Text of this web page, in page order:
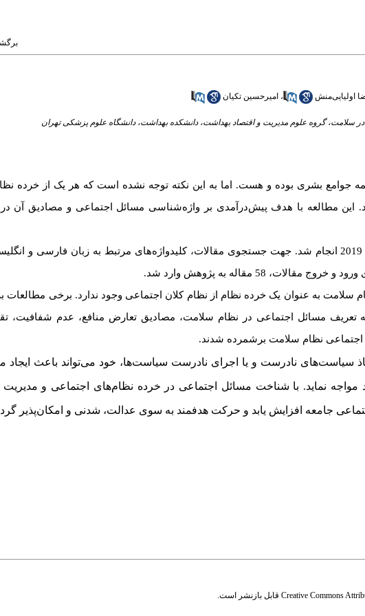
اولیایی‌منش ، امیرحسین تکیان
گروه علوم مدیریت و اقتصاد بهداشت، دانشکده بهداشت، دانشگاه علوم پزشکی تهران
جوامع بشری بوده و هست. اما به این نکته توجه نشده است که هر یک از خرده
این مطالعه با هدف پیش‌درآمدی بر واژه‌شناسی مسائل اجتماعی و مصادیق آن
های 2000 تا 2019 انجام شد. جهت جستجوی مقالات، کلیدواژه‌های مرتبط به زبان فارسی و
58 مقاله به پژوهش وارد شد.
به عنوان یک خرده نظام از نظام کلان اجتماعی وجود ندارد. برخی مطالعات
به تعریف مسائل اجتماعی در نظام سلامت، مصادیق تعارض منافع، عدم شفافیت،
اجتماعی نظام سلامت برشمرده شدند.
سیاستهای نادرست و یا اجرای نادرست سیاستها، خود میتواند باعث ایجاد
نماید. با شناخت مسائل اجتماعی در خرده نظام‌های اجتماعی و مدیریت
جامعه افزایش یابد و حرکت هدفمند به سوی عدالت، شدنی و امکان‌پذیر
Creative Commons قابل بازنشر است.